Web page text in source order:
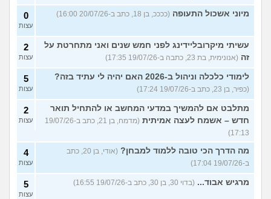
מיוני אשכול התעופה (ככככ, בן 18, כתב ב-20/07/26 16:00) 0
עצות
עשיתי מיקרובליידינג לפני חמש שנים ואני מתחרטת על
זה (אנונימית, בת 23, כתבה ב-19/07/26 17:35)
2
עצות
לימודי כלכלה וניהול ב-2026 האם יהיה לי עתיד בזה?
(כפיר, בן 23, כתב ב-19/07/26 17:24)
5
עצות
מתלבט אם להמשיך במדעי המחשב או להתחיל תואר
חדש – אשמח לעצה אמיתית
(מדמח, בן 21, כתב ב-19/07/26
17:13)
2
עצות
מה הדרך הכי טובה ללמוד למבחן?
(אודי, בן 20, כתב
ב-19/07/26 17:04)
4
עצות
מרגיש אבוד... (בדוי 30, בן 30, כתב ב-19/07/26 16:55) 5
עצות